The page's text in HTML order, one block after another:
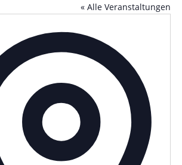
« Alle Veranstaltungen